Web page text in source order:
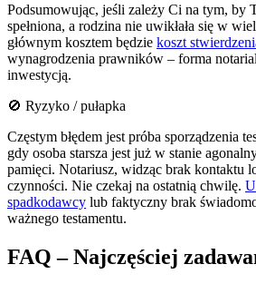
Podsumowując, jeśli zależy Ci na tym, by
spełniona, a rodzina nie uwikłała się w
głównym kosztem będzie koszt
wynagrodzenia prawników – forma
inwestycją.
🚫 Ryzyko / pułapka
Częstym błędem jest próba sporządzenia
gdy osoba starsza jest już w stanie
pamięci. Notariusz, widząc brak kontaktu
czynności. Nie czekaj na ostatnią chwilę.
spadkodawcy lub faktyczny brak
ważnego testamentu.
FAQ – Najczęściej